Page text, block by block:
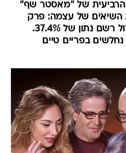
הרביעית של "מאסטר שף"
של עצמה: פרק
הפתיחה ששודר אתמול רשם נתון של 37.4%.